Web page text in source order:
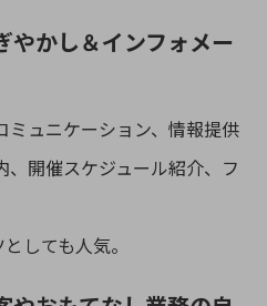
やかし＆インフォメー
ミュニケーション、情報提供
、開催スケジュール紹介、フ
しても人気。